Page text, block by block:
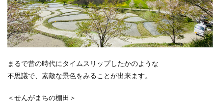
まるで昔の時代にタイムスリップしたかのような
不思議で、素敵な景色をみることが出来ます。
＜せんがまちの棚田＞